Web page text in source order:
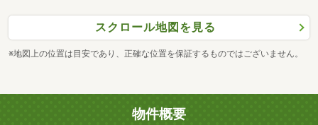
スクロール地図を見る
※地図上の位置は目安であり、正確な位置を保証するものではございません。
物件概要